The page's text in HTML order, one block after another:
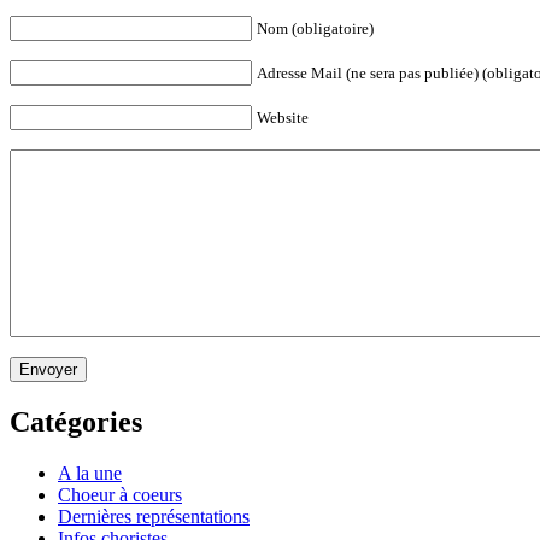
Nom (obligatoire)
Adresse Mail (ne sera pas publiée)
Website
Envoyer
Catégories
A la une
Choeur à coeurs
Dernières représentations